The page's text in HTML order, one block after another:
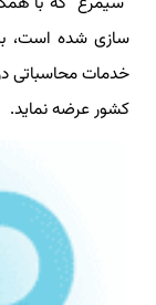
آموزش
سازی شده است،
خدمات محاسباتی
کشور عرضه نماید.